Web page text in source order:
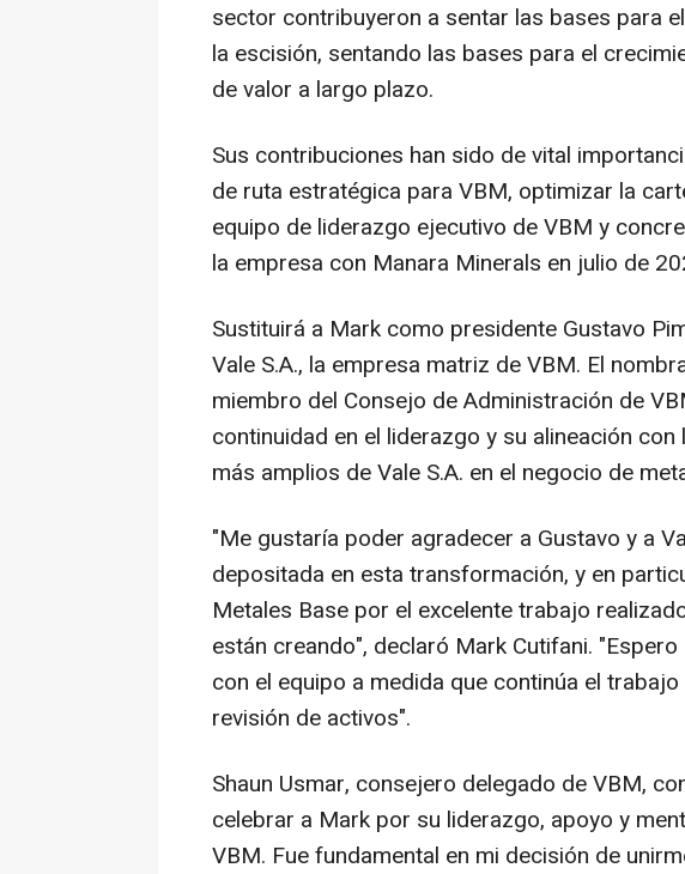
sector contribuyeron a sentar las bases para
la escisión, sentando las bases para el
de valor a largo plazo.
Sus contribuciones han sido de vital
de ruta estratégica para VBM, optimizar la
equipo de liderazgo ejecutivo de VBM y
la empresa con Manara Minerals en julio de
Sustituirá a Mark como presidente Gustavo
Vale S.A., la empresa matriz de VBM. El
miembro del Consejo de Administración de
continuidad en el liderazgo y su alineación
más amplios de Vale S.A. en el negocio de
"Me gustaría poder agradecer a Gustavo y a
depositada en esta transformación, y en
Metales Base por el excelente trabajo
están creando", declaró Mark Cutifani.
con el equipo a medida que continúa el
revisión de activos".
Shaun Usmar, consejero delegado de VBM,
celebrar a Mark por su liderazgo, apoyo y
VBM. Fue fundamental en mi decisión de